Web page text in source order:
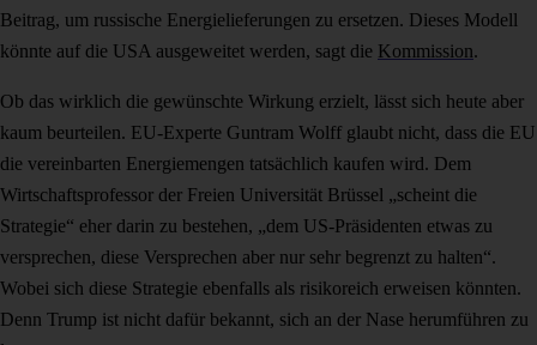
Beitrag, um russische Energielieferungen zu ersetzen. Dieses Modell
könnte auf die USA ausgeweitet werden, sagt die Kommission.
Ob das wirklich die gewünschte Wirkung erzielt, lässt sich heute aber
kaum beurteilen. EU-Experte Guntram Wolff glaubt nicht, dass die EU
die vereinbarten Energiemengen tatsächlich kaufen wird. Dem
Wirtschaftsprofessor der Freien Universität Brüssel „scheint die
Strategie“ eher darin zu bestehen, „dem US-Präsidenten etwas zu
versprechen, diese Versprechen aber nur sehr begrenzt zu halten“.
Wobei sich diese Strategie ebenfalls als risikoreich erweisen könnten.
Denn Trump ist nicht dafür bekannt, sich an der Nase herumführen zu